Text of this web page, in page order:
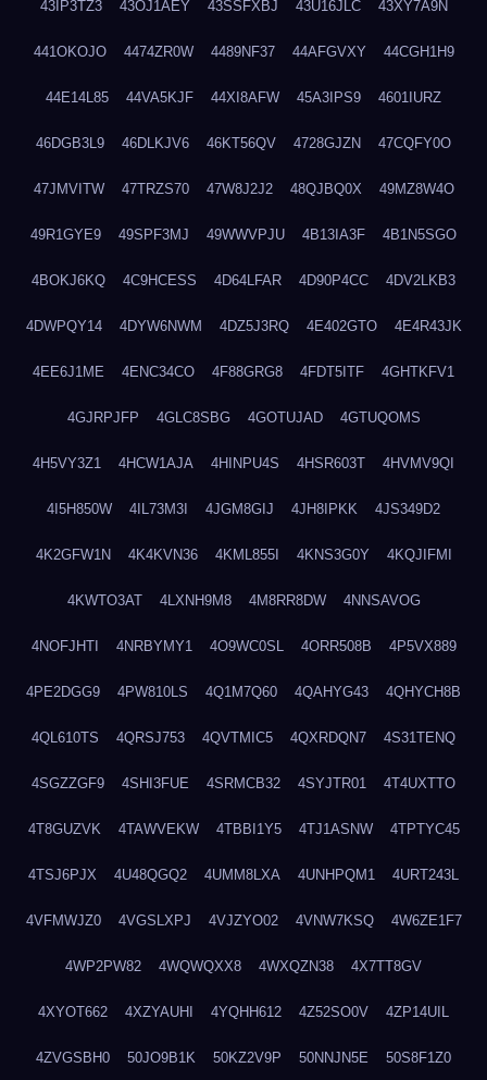
43IP3TZ3 43OJ1AEY 43SSFXBJ 43U16JLC 43XY7A9N
441OKOJO 4474ZR0W 4489NF37 44AFGVXY 44CGH1H9
44E14L85 44VA5KJF 44XI8AFW 45A3IPS9 4601IURZ
46DGB3L9 46DLKJV6 46KT56QV 4728GJZN 47CQFY0O
47JMVITW 47TRZS70 47W8J2J2 48QJBQ0X 49MZ8W4O
49R1GYE9 49SPF3MJ 49WWVPJU 4B13IA3F 4B1N5SGO
4BOKJ6KQ 4C9HCESS 4D64LFAR 4D90P4CC 4DV2LKB3
4DWPQY14 4DYW6NWM 4DZ5J3RQ 4E402GTO 4E4R43JK
4EE6J1ME 4ENC34CO 4F88GRG8 4FDT5ITF 4GHTKFV1
4GJRPJFP 4GLC8SBG 4GOTUJAD 4GTUQOMS
4H5VY3Z1 4HCW1AJA 4HINPU4S 4HSR603T 4HVMV9QI
4I5H850W 4IL73M3I 4JGM8GIJ 4JH8IPKK 4JS349D2
4K2GFW1N 4K4KVN36 4KML855I 4KNS3G0Y 4KQJIFMI
4KWTO3AT 4LXNH9M8 4M8RR8DW 4NNSAVOG
4NOFJHTI 4NRBYMY1 4O9WC0SL 4ORR508B 4P5VX889
4PE2DGG9 4PW810LS 4Q1M7Q60 4QAHYG43 4QHYCH8B
4QL610TS 4QRSJ753 4QVTMIC5 4QXRDQN7 4S31TENQ
4SGZZGF9 4SHI3FUE 4SRMCB32 4SYJTR01 4T4UXTTO
4T8GUZVK 4TAWVEKW 4TBBI1Y5 4TJ1ASNW 4TPTYC45
4TSJ6PJX 4U48QGQ2 4UMM8LXA 4UNHPQM1 4URT243L
4VFMWJZ0 4VGSLXPJ 4VJZYO02 4VNW7KSQ 4W6ZE1F7
4WP2PW82 4WQWQXX8 4WXQZN38 4X7TT8GV
4XYOT662 4XZYAUHI 4YQHH612 4Z52SO0V 4ZP14UIL
4ZVGSBH0 50JO9B1K 50KZ2V9P 50NNJN5E 50S8F1Z0